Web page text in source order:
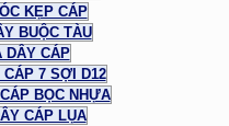
KẸP CÁP
BUỘC TÀU
DÂY CÁP
7 SỢI D12
BỌC NHỰA
CÁP LỤA